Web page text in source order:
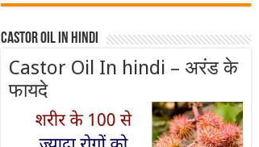
Castor Oil In Hindi
Castor Oil In hindi – अरंड के
फायदे